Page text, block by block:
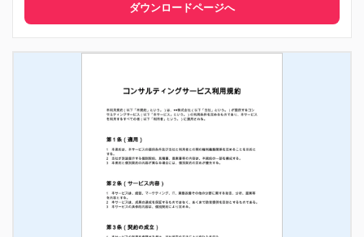
ダウンロードページへ